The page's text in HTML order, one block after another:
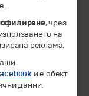
запазени.
, чрез
на
реклама.
и е обект
данни.